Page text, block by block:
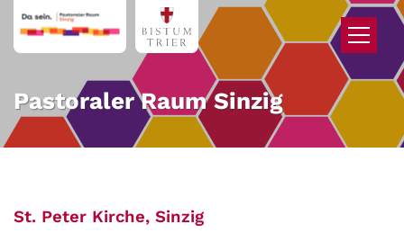
Zum Inhalt springen
Pastoraler Raum Sinzig
St. Peter Kirche, Sinzig: